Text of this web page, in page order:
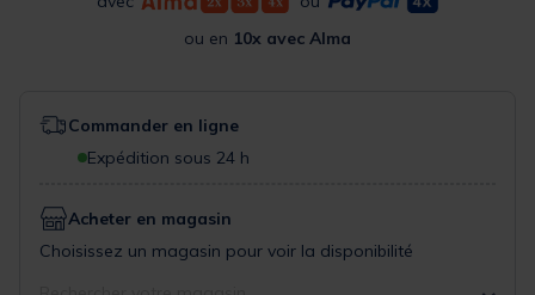
ou en 10x avec Alma
Commander en ligne
Expédition sous 24 h
Acheter en magasin
Choisissez un magasin pour voir la disponibilité